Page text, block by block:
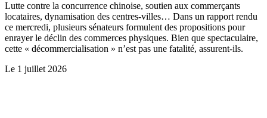
Lutte contre la concurrence chinoise, soutien aux commerçants
locataires, dynamisation des centres-villes… Dans un rapport rendu
ce mercredi, plusieurs sénateurs formulent des propositions pour
enrayer le déclin des commerces physiques. Bien que spectaculaire,
cette « décommercialisation » n’est pas une fatalité, assurent-ils.
Le 1 juillet 2026